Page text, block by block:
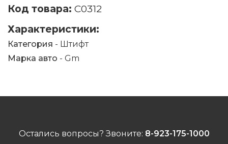
Код товара: C0312
Характеристики:
Категория - Штифт
Марка авто - Gm
Остались вопросы? Звоните: 8-923-175-1000